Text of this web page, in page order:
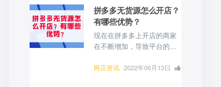
拼多多无货源怎么开店？
有哪些优势？
现在在拼多多上开店的商家
在不断增加，导致平台的竞
来说，很多都会选择无货源
网店资讯 2022年06月13日